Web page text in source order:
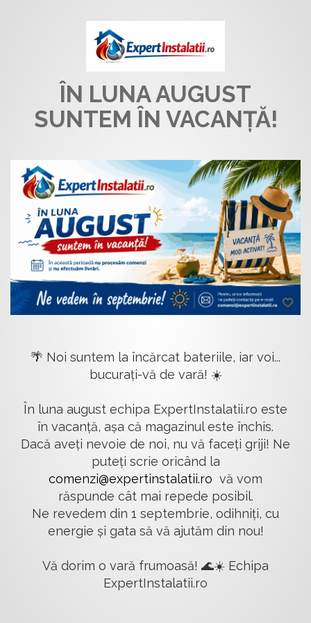
ÎN LUNA AUGUST
SUNTEM ÎN VACANȚĂ!
🌴 Noi suntem la încărcat bateriile, iar voi...
bucurați-vă de vară! ☀️
În luna august echipa ExpertInstalatii.ro este
în vacanță, așa că magazinul este închis.
Dacă aveți nevoie de noi, nu vă faceți griji! Ne
puteți scrie oricând la
comenzi@expertinstalatii.ro vă vom
răspunde cât mai repede posibil.
Ne revedem din 1 septembrie, odihniți, cu
energie și gata să vă ajutăm din nou!
Vă dorim o vară frumoasă! 🌊☀️ Echipa
ExpertInstalatii.ro